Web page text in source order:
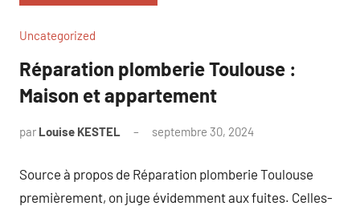
Uncategorized
Réparation plomberie Toulouse :
Maison et appartement
par Louise KESTEL septembre 30, 2024
Source à propos de Réparation plomberie Toulouse
premièrement, on juge évidemment aux fuites. Celles-